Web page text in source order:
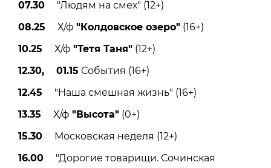
07.30 "Людям на смех" (12+)
08.25 Х/ф "Колдовское озеро" (16+)
10.25 Х/ф "Тетя Таня" (12+)
12.30, 01.15 События (16+)
12.45 "Наша смешная жизнь" (16+)
13.35 Х/ф "Высота" (0+)
15.30 Московская неделя (12+)
16.00 "Дорогие товарищи. Сочинская